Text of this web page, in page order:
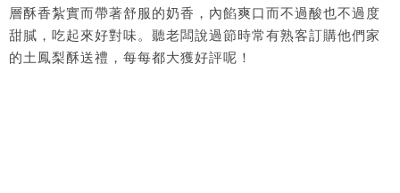
層酥香紮實而帶著舒服的奶香，內餡爽口而不過酸也不過度
甜膩，吃起來好對味。聽老闆說過節時常有熟客訂購他們家
的土鳳梨酥送禮，每每都大獲好評呢！